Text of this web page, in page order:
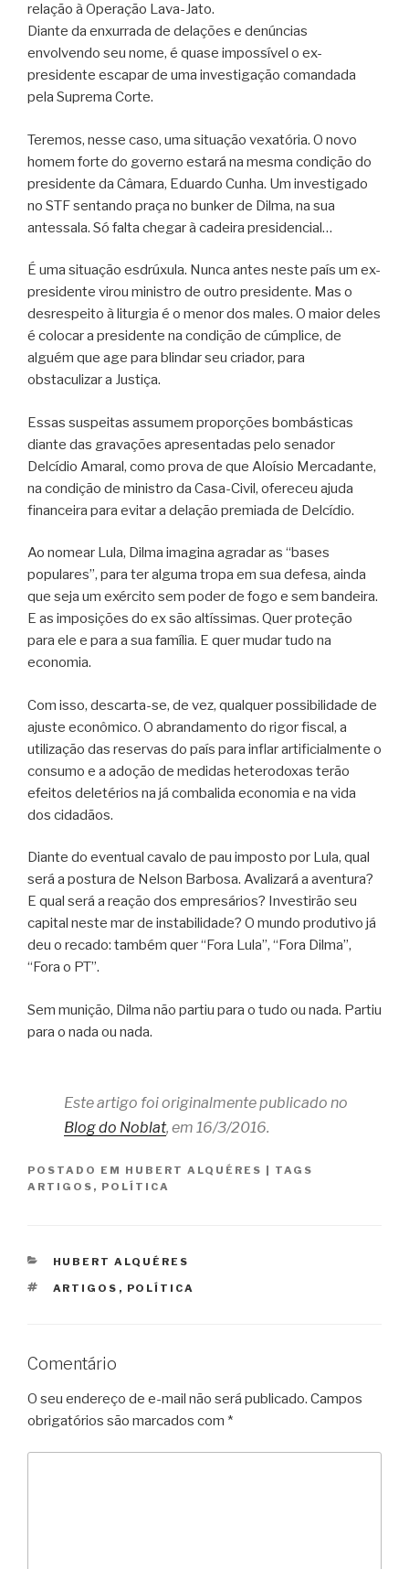
relação à Operação Lava-Jato.
Diante da enxurrada de delações e denúncias
envolvendo seu nome, é quase impossível o ex-
presidente escapar de uma investigação comandada
pela Suprema Corte.
Teremos, nesse caso, uma situação vexatória. O novo
homem forte do governo estará na mesma condição do
presidente da Câmara, Eduardo Cunha. Um investigado
no STF sentando praça no bunker de Dilma, na sua
antessala. Só falta chegar à cadeira presidencial…
É uma situação esdrúxula. Nunca antes neste país um ex-
presidente virou ministro de outro presidente. Mas o
desrespeito à liturgia é o menor dos males. O maior deles
é colocar a presidente na condição de cúmplice, de
alguém que age para blindar seu criador, para
obstaculizar a Justiça.
Essas suspeitas assumem proporções bombásticas
diante das gravações apresentadas pelo senador
Delcídio Amaral, como prova de que Aloísio Mercadante,
na condição de ministro da Casa-Civil, ofereceu ajuda
financeira para evitar a delação premiada de Delcídio.
Ao nomear Lula, Dilma imagina agradar as “bases
populares”, para ter alguma tropa em sua defesa, ainda
que seja um exército sem poder de fogo e sem bandeira.
E as imposições do ex são altíssimas. Quer proteção
para ele e para a sua família. E quer mudar tudo na
economia.
Com isso, descarta-se, de vez, qualquer possibilidade de
ajuste econômico. O abrandamento do rigor fiscal, a
utilização das reservas do país para inflar artificialmente o
consumo e a adoção de medidas heterodoxas terão
efeitos deletérios na já combalida economia e na vida
dos cidadãos.
Diante do eventual cavalo de pau imposto por Lula, qual
será a postura de Nelson Barbosa. Avalizará a aventura?
E qual será a reação dos empresários? Investirão seu
capital neste mar de instabilidade? O mundo produtivo já
deu o recado: também quer “Fora Lula”, “Fora Dilma”,
“Fora o PT”.
Sem munição, Dilma não partiu para o tudo ou nada. Partiu
para o nada ou nada.
Este artigo foi originalmente publicado no
Blog do Noblat, em 16/3/2016.
POSTADO EM HUBERT ALQUÉRES
TAGS
ARTIGOS , POLÍTICA
CATEGORIAS
HUBERT ALQUÉRES
TAGS
ARTIGOS , POLÍTICA
Comentário
O seu endereço de e-mail não será publicado. Campos
obrigatórios são marcados com *